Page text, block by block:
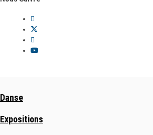
Danse
Expositions